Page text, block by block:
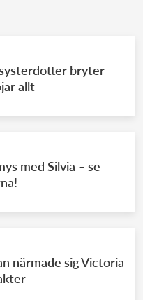
bryter
allt
med Silvia – se
närmade sig Victoria